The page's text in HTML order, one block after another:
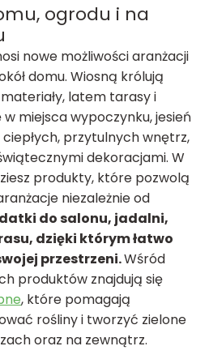
ogrodu i na
nowe możliwości aranżacji
domu. Wiosną królują
latem tarasy i
miejsca wypoczynku, jesień
przytulnych wnętrz,
dekoracjami. W
produkty, które pozwolą
niezależnie od
do salonu, jadalni,
dzięki którym łatwo
przestrzeni.Wśród
produktów znajdują się
, które pomagają
rośliny i tworzyć zielone
oraz na zewnątrz.